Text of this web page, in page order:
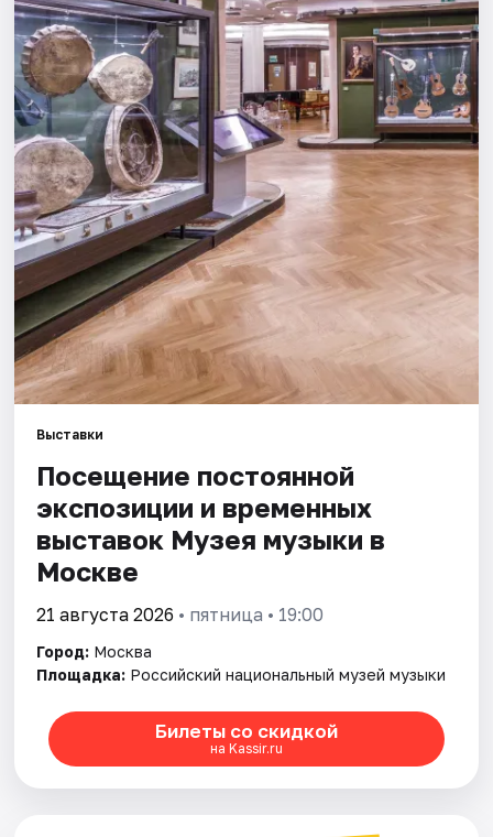
Города
Площадки
Артисты
Рейтинги
Выставки
Посещение постоянной
экспозиции и временных
выставок Музея музыки в
Москве
21 августа 2026 • пятница • 19:00
Город: Москва
Площадка: Российский национальный музей музыки
Билеты со скидкой
на Kassir.ru